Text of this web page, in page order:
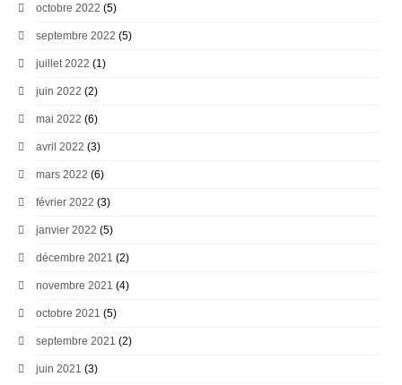
octobre 2022 (5)
septembre 2022 (5)
juillet 2022 (1)
juin 2022 (2)
mai 2022 (6)
avril 2022 (3)
mars 2022 (6)
février 2022 (3)
janvier 2022 (5)
décembre 2021 (2)
novembre 2021 (4)
octobre 2021 (5)
septembre 2021 (2)
juin 2021 (3)